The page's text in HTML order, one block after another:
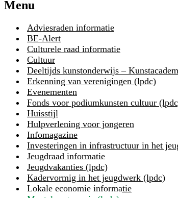
Menu
Adviesraden informatie
BE-Alert
Culturele raad informatie
Cultuur
Deeltijds kunstonderwijs –
Erkenning van verenigingen (lpdc)
Evenementen
Fonds voor podiumkunsten cultuur
Huisstijl
Hulpverlening voor jongeren
Infomagazine
Investeringen in infrastructuur in het
Jeugdraad informatie
Jeugdvakanties (lpdc)
Kadervormig in het jeugdwerk (lpdc)
Lokale economie informatie